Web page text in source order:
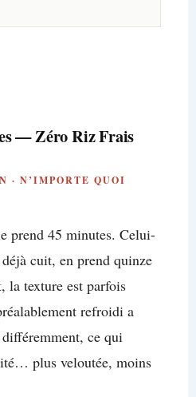
— Zéro Riz Frais
· N’IMPORTE QUOI
prend 45 minutes. Celui-
cuit, en prend quinze
la texture est parfois
refroidi a
ce qui
plus veloutée, moins